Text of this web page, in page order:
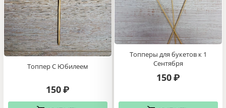
Топпер С Юбилеем
150₽
Топперы для букетов к 1
Сентября
150₽